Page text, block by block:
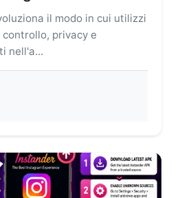
il modo in cui utilizzi
privacy e
nell'a...
per Android – Esperienza